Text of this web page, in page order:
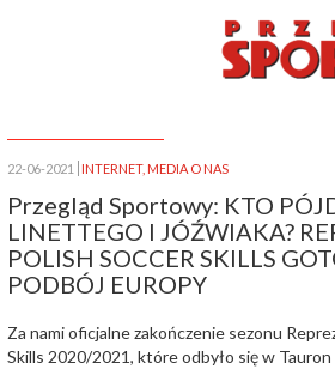
22-06-2021 INTERNET, MEDIA O NAS
Przegląd Sportowy: KTO
LINETTEGO I JÓŹWIAKA?
POLISH SOCCER SKILLS
PODBÓJ EUROPY
Za nami oficjalne zakończenie sezonu
Skills 2020/2021, które odbyło się w